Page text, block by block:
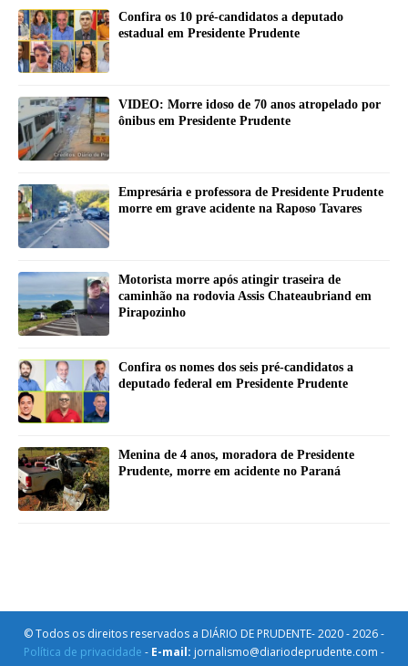
Confira os 10 pré-candidatos a deputado
estadual em Presidente Prudente
VIDEO: Morre idoso de 70 anos atropelado por
ônibus em Presidente Prudente
Empresária e professora de Presidente Prudente
morre em grave acidente na Raposo Tavares
Motorista morre após atingir traseira de
caminhão na rodovia Assis Chateaubriand em
Pirapozinho
Confira os nomes dos seis pré-candidatos a
deputado federal em Presidente Prudente
Menina de 4 anos, moradora de Presidente
Prudente, morre em acidente no Paraná
© Todos os direitos reservados a DIÁRIO DE PRUDENTE- 2020 - 2026 -
Política de privacidade - E-mail: jornalismo@diariodeprudente.com -